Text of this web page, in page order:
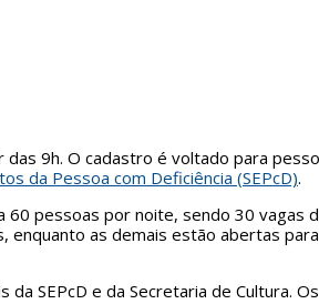
9h. O cadastro é voltado para
da Pessoa com Deficiência (SEPcD).
pessoas por noite, sendo 30 vagas
enquanto as demais estão abertas
SEPcD e da Secretaria de Cultura.